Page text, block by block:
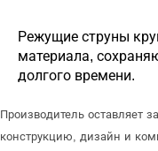
Режущие струны
материала,
долгого времени.
Производитель оставляет
конструкцию, дизайн и